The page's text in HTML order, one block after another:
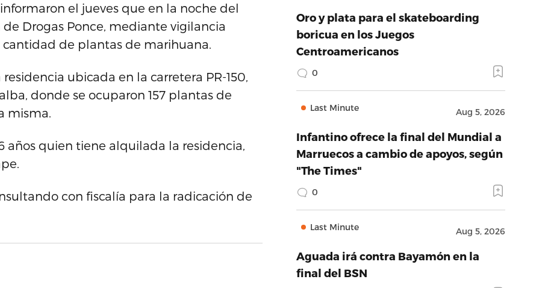
el jueves que en la noche del
Drogas Ponce, mediante vigilancia
de plantas de marihuana.
ubicada en la carretera PR-150,
donde se ocuparon 157 plantas de
misma.
años quien tiene alquilada la residencia,
con fiscalía para la radicación de
Oro y plata para el skateboarding
boricua en los Juegos
Centroamericanos
0
Last Minute Aug 5, 2026
Infantino ofrece la final del Mundial a
Marruecos a cambio de apoyos, según
"The Times"
0
Last Minute Aug 5, 2026
Aguada irá contra Bayamón en la
final del BSN